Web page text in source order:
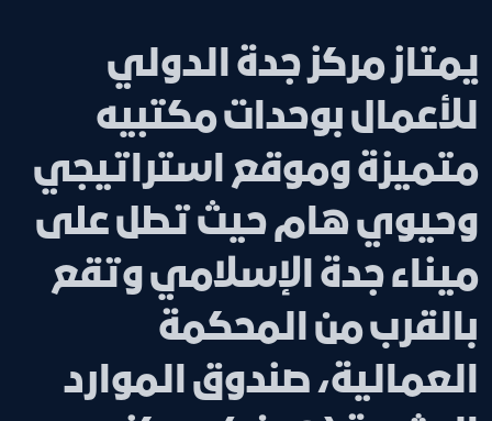
يمتاز مركز جدة الدولي
للأعمال بوحدات مكتبيه
متميزة وموقع استراتيجي
وحيوي هام حيث تطل على
ميناء جدة الإسلامي وتقع
بالقرب من المحكمة
العمالية، صندوق الموارد